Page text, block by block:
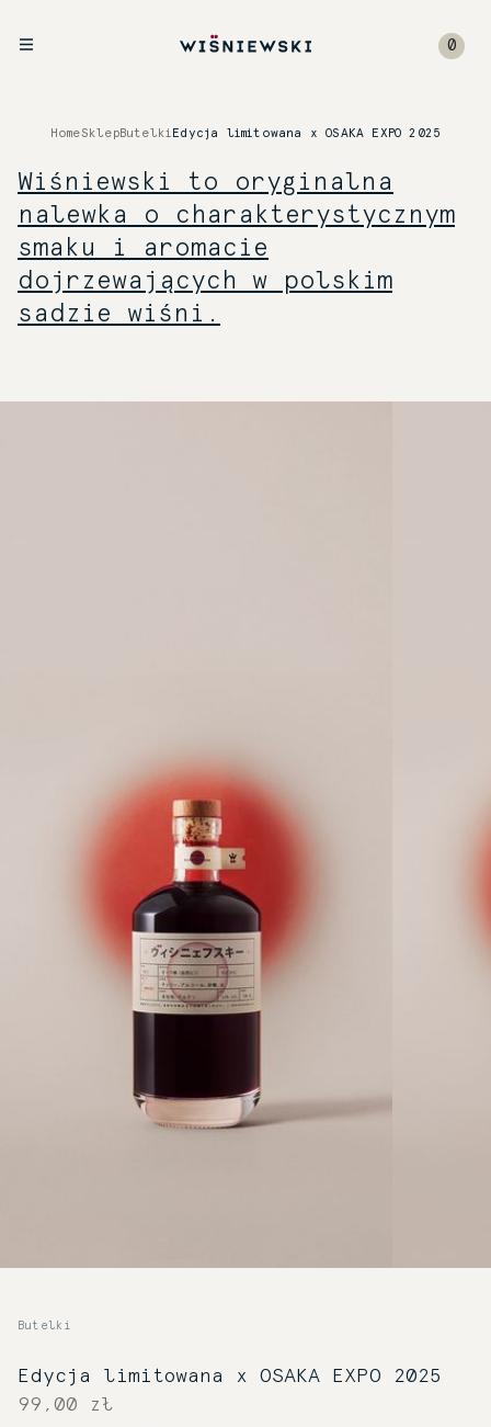
0
HomeSklepButelki Edycja limitowana x OSAKA EXPO 2025
Wiśniewski to oryginalna
nalewka o charakterystycznym
smaku i aromacie
dojrzewających w polskim
sadzie wiśni.
Butelki
Edycja limitowana x OSAKA EXPO 2025
99,00 zł